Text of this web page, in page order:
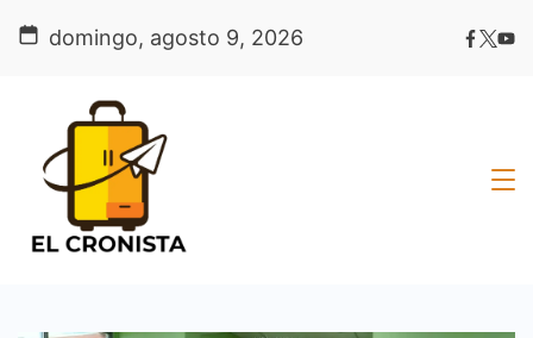
domingo, agosto 9, 2026